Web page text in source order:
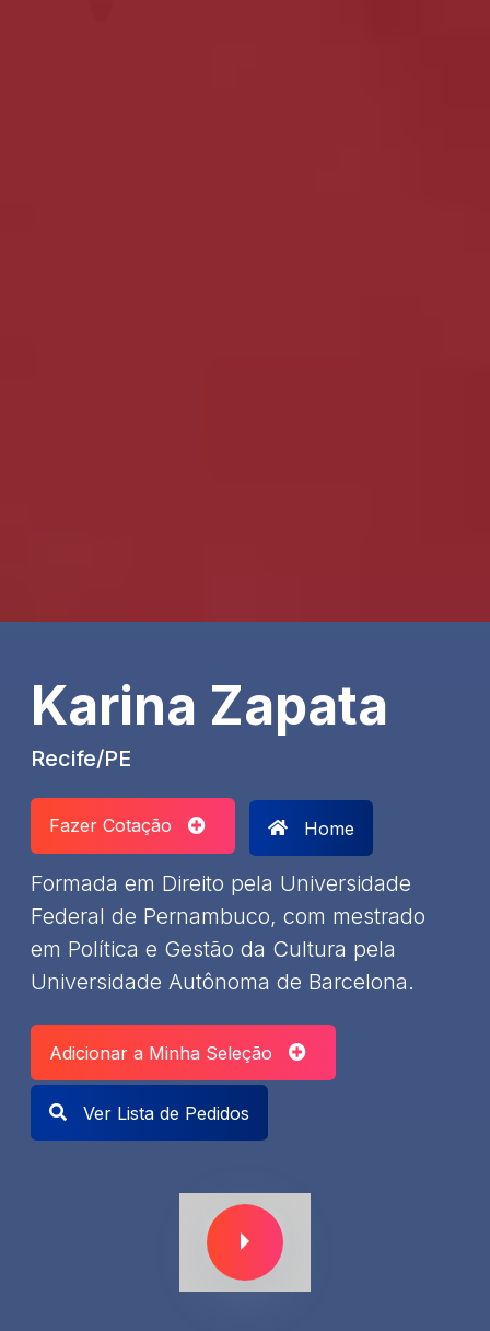
Karina Zapata
Recife/PE
Fazer Cotação Home
Formada em Direito pela Universidade
Federal de Pernambuco, com mestrado
em Política e Gestão da Cultura pela
Universidade Autônoma de Barcelona.
Adicionar a Minha Seleção
Ver Lista de Pedidos